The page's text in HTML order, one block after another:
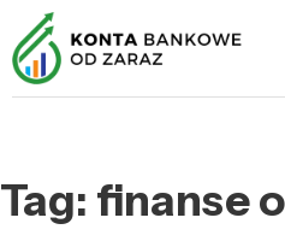
Tag: finanse